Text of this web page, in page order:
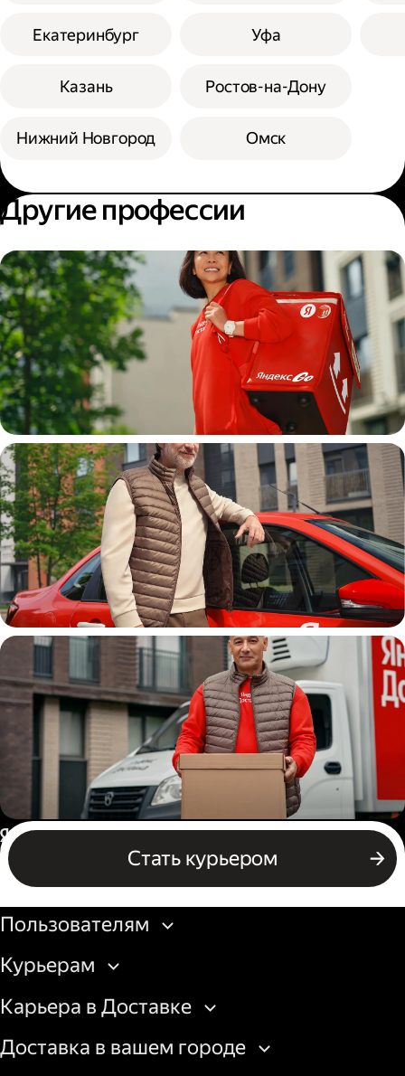
Екатеринбург
Казань
Нижний Новгород
Уфа
Ростов-на-Дону
Омск
Другие профессии
Пеший курьер
Автокурьер
Водитель грузового авто
Стать курьером
Россия
Бизнесу
Пользователям
Курьерам
Карьера в Доставке
Доставка в вашем городе